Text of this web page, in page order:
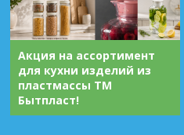
Акция на ассортимент
для кухни изделий из
пластмассы ТМ
Бытпласт!